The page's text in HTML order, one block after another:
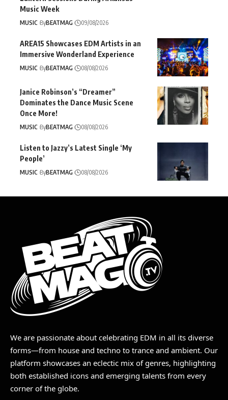
Music Week
MUSIC ByBEATMAG 09/08/2026
AREA15 Showcases EDM Artists in an
Immersive Wonderland Experience
MUSIC ByBEATMAG 08/08/2026
Janice Robinson’s “Dreamer”
Dominates the Dance Music Scene
Once More!
MUSIC ByBEATMAG 08/08/2026
Listen to Jazzy’s Latest Single ‘My
People’
MUSIC ByBEATMAG 08/08/2026
We are passionate about celebrating EDM in all its diverse
forms—from house and techno to trance and ambient. Our
platform showcases an eclectic mix of genres, highlighting
both established icons and emerging talents from every
corner of the globe.